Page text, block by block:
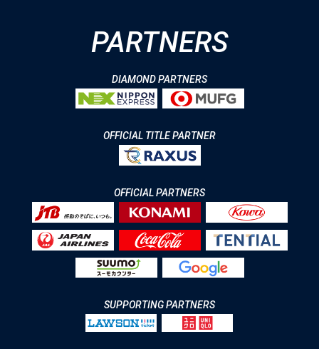
PARTNERS
DIAMOND PARTNERS
OFFICIAL TITLE PARTNER
OFFICIAL PARTNERS
SUPPORTING PARTNERS